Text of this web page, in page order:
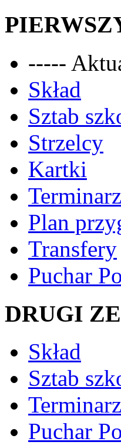
-----
Skład
Sztab
Strzelcy
Kartki
Terminarz
Plan
Transfery
Puchar
DRUGI
Skład
Sztab
Terminarz
Puchar